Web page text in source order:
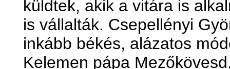
küldtek, akik a vitára is
is vállalták. Csepellényi
inkább békés, alázatos
Kelemen pápa